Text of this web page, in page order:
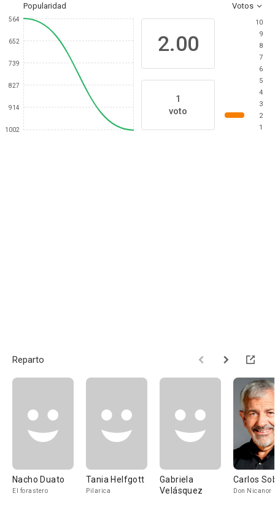
Popularidad Votos
564
652
739
827
914
1002
2.00
1
voto
10
9
8
7
6
5
4
3
2
1
Reparto
Nacho Duato
El forastero
Tania Helfgott
Pilarica
Gabriela
Velásquez
Carlos
Don Nicanor